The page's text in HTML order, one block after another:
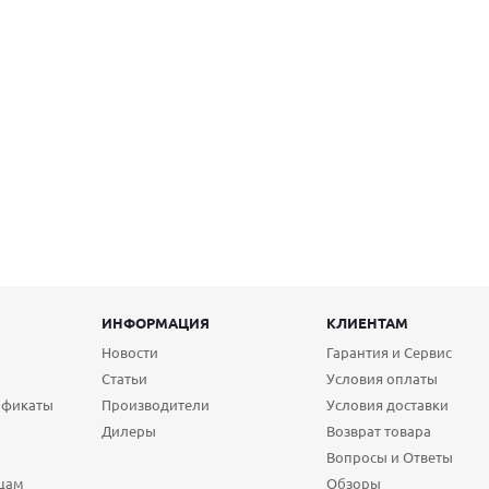
ИНФОРМАЦИЯ КЛИЕНТАМ
Новости
Статьи
Производители
Дилеры
Гарантия и Сервис
Условия оплаты
Условия доставки
Возврат товара
Вопросы и Ответы
Обзоры